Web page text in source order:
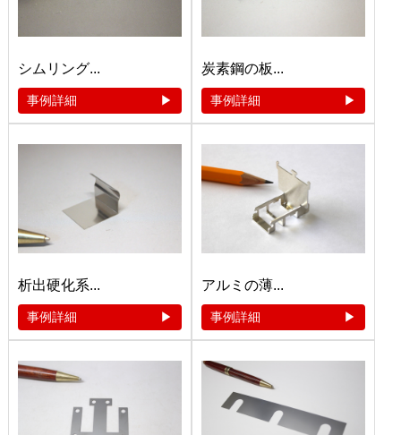
シムリング...
事例詳細
炭素鋼の板...
事例詳細
析出硬化系...
事例詳細
アルミの薄...
事例詳細